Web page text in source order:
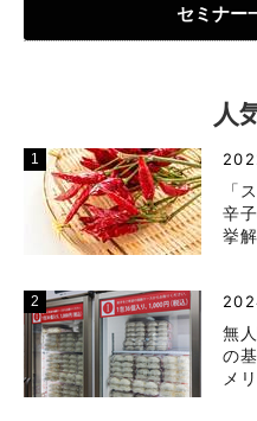
セミナー
人
「
辛
挙
無
の
メ